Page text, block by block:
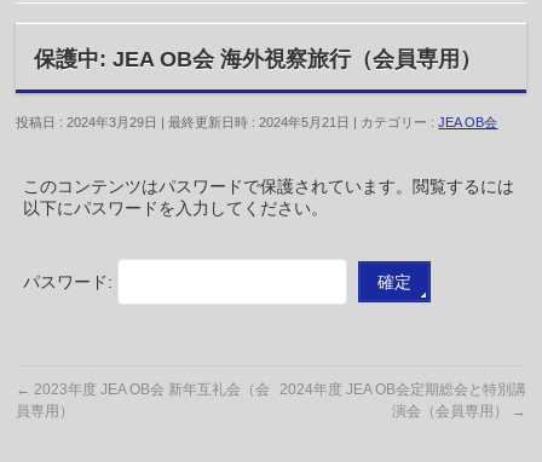
保護中: JEA OB会 海外視察旅行（会員専用）
投稿日 : 2024年3月29日 最終更新日時 : 2024年5月21日 カテゴリー :JEA OB会
このコンテンツはパスワードで保護されています。閲覧するには
以下にパスワードを入力してください。
パスワード:
← 2023年度 JEA OB会 新年互礼会（会
員専用）
2024年度 JEA OB会定期総会と特別講
演会（会員専用）
→